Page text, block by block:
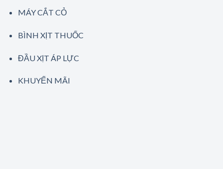
MÁY CẮT CỎ
BÌNH XỊT THUỐC
ĐẦU XỊT ÁP LỰC
KHUYẾN MÃI